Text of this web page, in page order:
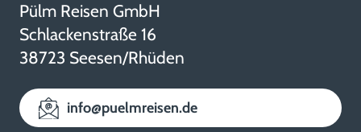
Pülm Reisen GmbH
Schlackenstraße 16
38723 Seesen/Rhüden
info@puelmreisen.de